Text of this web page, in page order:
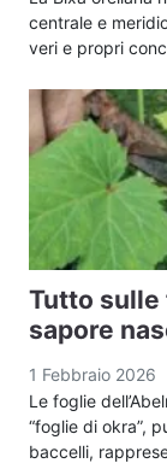
centrale e
veri e propri
Tutto sulle
sapore
1 Febbraio 2026
Le foglie
“foglie di okra”,
baccelli,